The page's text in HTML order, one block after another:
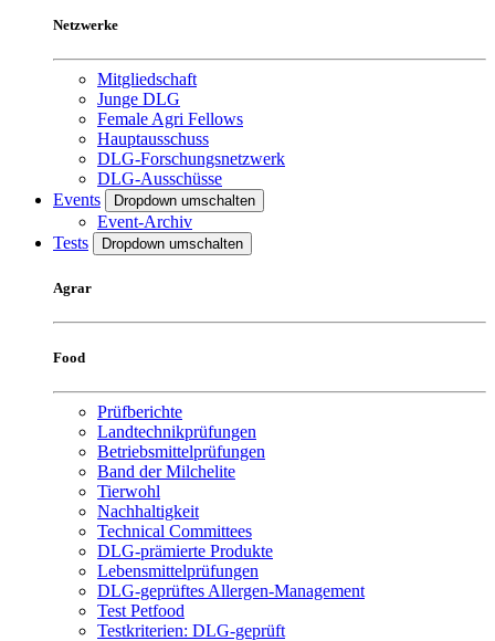
Netzwerke
Mitgliedschaft
Junge DLG
Female Agri Fellows
Hauptausschuss
DLG-Forschungsnetzwerk
DLG-Ausschüsse
Events
Dropdown umschalten
Event-Archiv
Tests
Dropdown umschalten
Agrar
Food
Prüfberichte
Landtechnikprüfungen
Betriebsmittelprüfungen
Band der Milchelite
Tierwohl
Nachhaltigkeit
Technical Committees
DLG-prämierte Produkte
Lebensmittelprüfungen
DLG-geprüftes Allergen-Management
Test Petfood
Testkriterien: DLG-geprüft